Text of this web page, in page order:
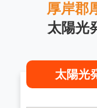
厚岸郡
太陽光
太陽光